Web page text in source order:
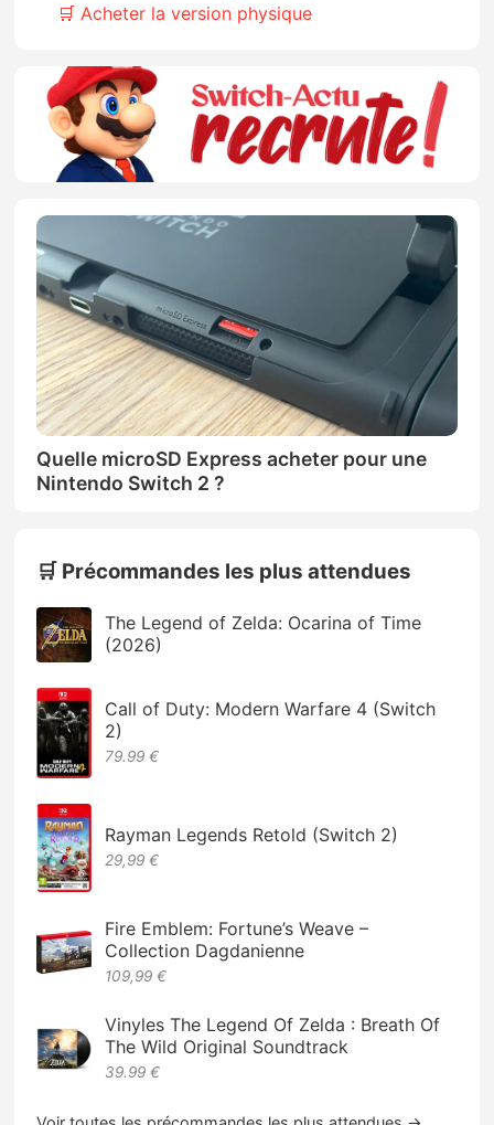
🛒 Acheter la version physique
Quelle microSD Express acheter pour une
Nintendo Switch 2 ?
🛒 Précommandes les plus attendues
The Legend of Zelda: Ocarina of Time
(2026)
Call of Duty: Modern Warfare 4 (Switch
2)
79.99 €
Rayman Legends Retold (Switch 2)
29,99 €
Fire Emblem: Fortune’s Weave –
Collection Dagdanienne
109,99 €
Vinyles The Legend Of Zelda : Breath Of
The Wild Original Soundtrack
39.99 €